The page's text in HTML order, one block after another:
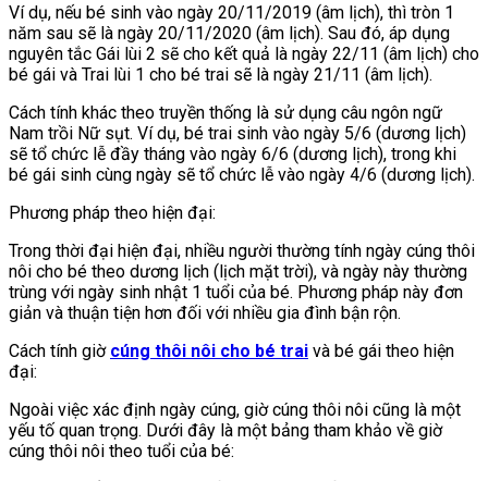
Ví dụ, nếu bé sinh vào ngày 20/11/2019 (âm lịch), thì tròn 1
năm sau sẽ là ngày 20/11/2020 (âm lịch). Sau đó, áp dụng
nguyên tắc Gái lùi 2 sẽ cho kết quả là ngày 22/11 (âm lịch) cho
bé gái và Trai lùi 1 cho bé trai sẽ là ngày 21/11 (âm lịch).
Cách tính khác theo truyền thống là sử dụng câu ngôn ngữ
Nam trồi Nữ sụt. Ví dụ, bé trai sinh vào ngày 5/6 (dương lịch)
sẽ tổ chức lễ đầy tháng vào ngày 6/6 (dương lịch), trong khi
bé gái sinh cùng ngày sẽ tổ chức lễ vào ngày 4/6 (dương lịch).
Phương pháp theo hiện đại:
Trong thời đại hiện đại, nhiều người thường tính ngày cúng thôi
nôi cho bé theo dương lịch (lịch mặt trời), và ngày này thường
trùng với ngày sinh nhật 1 tuổi của bé. Phương pháp này đơn
giản và thuận tiện hơn đối với nhiều gia đình bận rộn.
Cách tính giờ cúng thôi nôi cho bé trai và bé gái theo hiện
đại:
Ngoài việc xác định ngày cúng, giờ cúng thôi nôi cũng là một
yếu tố quan trọng. Dưới đây là một bảng tham khảo về giờ
cúng thôi nôi theo tuổi của bé: